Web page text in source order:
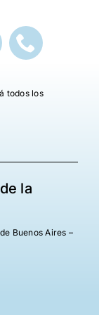
todos los
la
Buenos Aires –